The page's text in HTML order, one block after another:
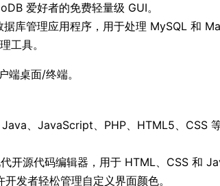
爱好者的免费轻量级 GUI。
库管理应用程序，用于处理 MySQL 和
工具。
端桌面/终端。
、JavaScript、PHP、HTML5、CSS
开源代码编辑器，用于 HTML、CSS 和
发者轻松管理自定义界面颜色。